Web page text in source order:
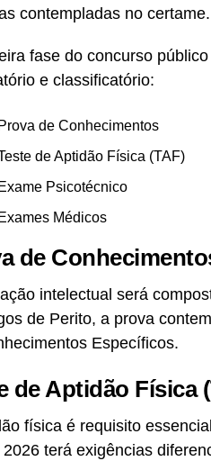
contempladas no certame.
fase do concurso
e classificatório:
Prova de Conhecimentos
de Aptidão Física (TAF)
Exame Psicotécnico
Exames Médicos
de
intelectual será
de Perito, a prova
Específicos.
de Aptidão Física
física é requisito
2026 terá exigências